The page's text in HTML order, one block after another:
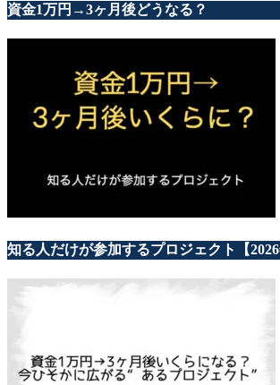
資金1万円→3ヶ月後どうなる？
知る人だけが参加するプロジェクト【2026